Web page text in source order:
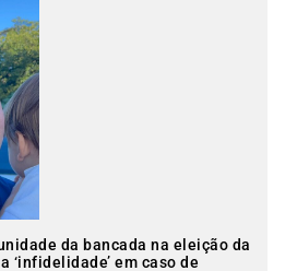
da bancada na eleição da
‘infidelidade’ em caso de